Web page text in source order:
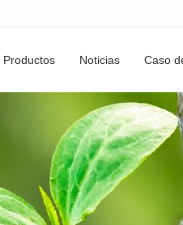
Productos Noticias Caso